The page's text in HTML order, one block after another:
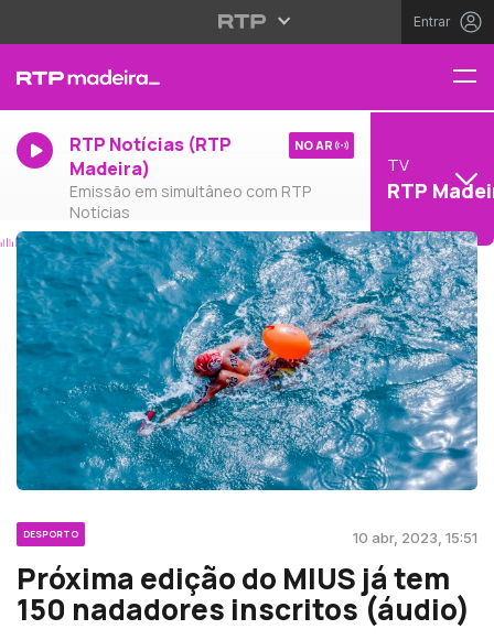
Entrar
RTP Notícias (RTP
Madeira)
Emissão em simultâneo com RTP
Notícias
NO AR
TV
RTP
DESPORTO 10 abr, 2023, 15:51
Próxima edição do MIUS já tem
150 nadadores inscritos (áudio)